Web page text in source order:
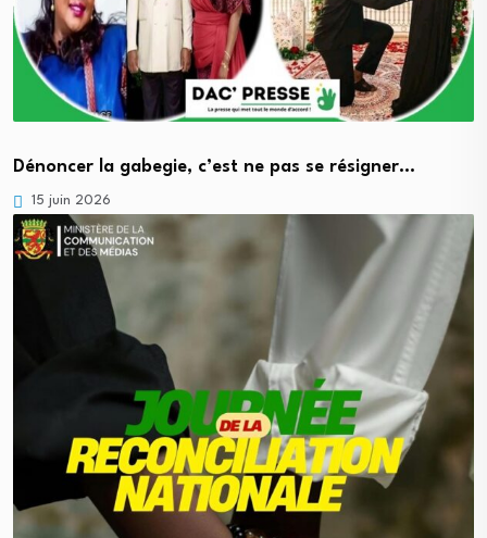
Dénoncer la gabegie, c’est ne pas se résigner…
15 juin 2026